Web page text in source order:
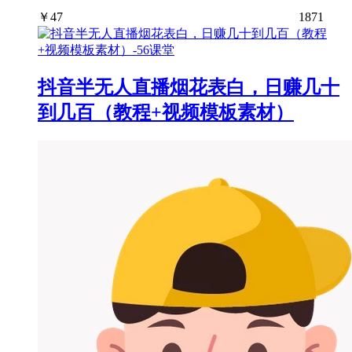
￥47 1871
抖音半无人直播烟花表白，日赚几十
到几百（教程+视频模板素材）